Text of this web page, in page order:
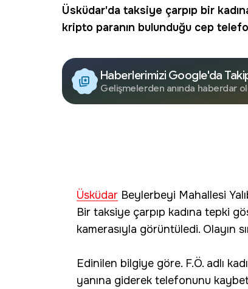
Üsküdar'da taksiye çarpıp bir
kripto paranın bulunduğu cep
Haberlerimizi Google'da
Gelişmelerden anında haberdar
Üsküdar Beylerbeyi Mahallesi
Bir taksiye çarpıp kadına tepki
kamerasıyla görüntüledi. Olayın
Edinilen bilgiye göre. F.Ö. adlı
yanına giderek telefonunu